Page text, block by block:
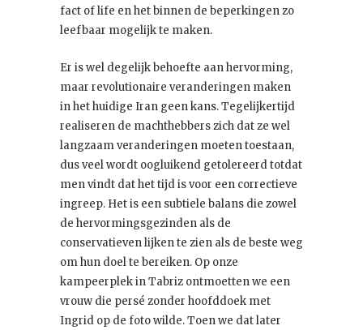
fact of life en het binnen de beperkingen zo
leefbaar mogelijk te maken.
Er is wel degelijk behoefte aan hervorming,
maar revolutionaire veranderingen maken
in het huidige Iran geen kans. Tegelijkertijd
realiseren de machthebbers zich dat ze wel
langzaam veranderingen moeten toestaan,
dus veel wordt oogluikend getolereerd totdat
men vindt dat het tijd is voor een correctieve
ingreep. Het is een subtiele balans die zowel
de hervormingsgezinden als de
conservatieven lijken te zien als de beste weg
om hun doel te bereiken. Op onze
kampeerplek in Tabriz ontmoetten we een
vrouw die persé zonder hoofddoek met
Ingrid op de foto wilde. Toen we dat later